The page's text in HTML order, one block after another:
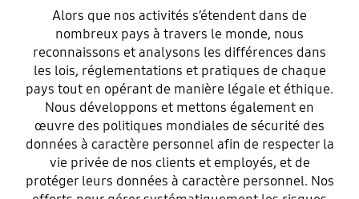
Culture
d’entreprise
équitable et
transparente
Alors que nos activités s’étendent dans de
nombreux pays à travers le monde, nous
reconnaissons et analysons les différences dans
les lois, réglementations et pratiques de chaque
pays tout en opérant de manière légale et éthique.
Nous développons et mettons également en
œuvre des politiques mondiales de sécurité des
données à caractère personnel afin de respecter la
vie privée de nos clients et employés, et de
protéger leurs données à caractère personnel. Nos